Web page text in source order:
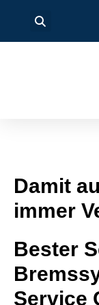
Damit
immer
Bester
Service